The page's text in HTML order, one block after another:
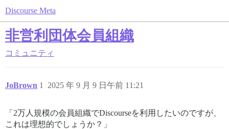
Discourse Meta
非営利団体会員組織
コミュニティ
JoBrown 2025 年 9 月 9 日午前 11:21
1
「2万人規模の会員組織でDiscourseを利用したいのですが、
これは理想的でしょうか？」